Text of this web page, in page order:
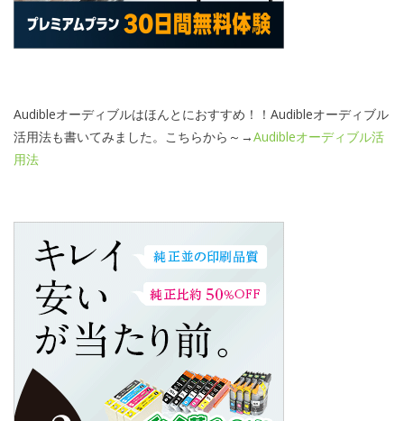
Audibleオーディブルはほんとにおすすめ！！Audibleオーディブル
活用法も書いてみました。こちらから～→Audibleオーディブル活
用法